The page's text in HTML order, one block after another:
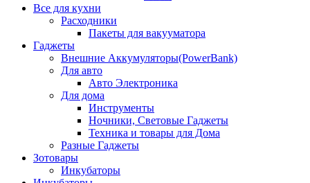
Все для кухни
Расходники
Пакеты для вакууматора
Гаджеты
Внешние Аккумуляторы(PowerBank)
Для авто
Авто Электроника
Для дома
Инструменты
Ночники, Световые Гаджеты
Техника и товары для Дома
Разные Гаджеты
Зотовары
Инкубаторы